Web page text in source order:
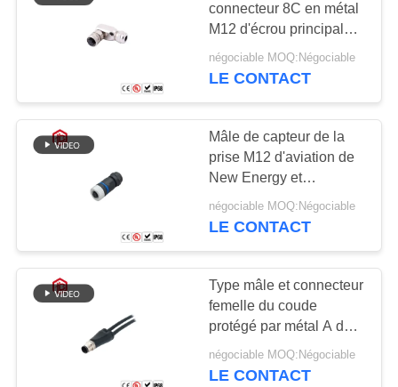
Connecteur
imperméable de bâti
de panneau
49
Connecteurs mâles
Multi imperméables
36
connecteur 8C en métal
M12 d'écrou principal
hexagonal d'en cuivre
négociable MOQ:Négociable
LE CONTACT
Mâle de capteur de la
prise M12 d'aviation de
New Energy et
connecteur femelle
négociable MOQ:Négociable
LE CONTACT
Type mâle et connecteur
femelle du coude
protégé par métal A de
prise d'aviation du
capteur M12
négociable MOQ:Négociable
LE CONTACT